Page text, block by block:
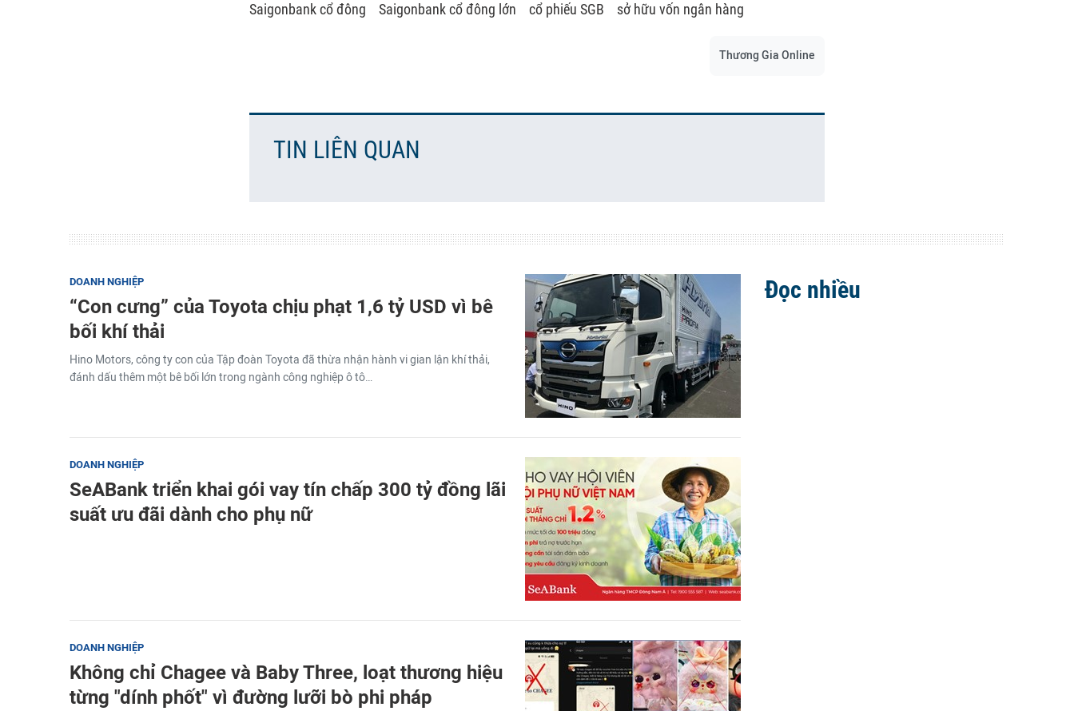
Saigonbank cổ đông
Saigonbank cổ đông lớn cổ phiếu SGB sở hữu vốn ngân hàng
Thương Gia Online
TIN LIÊN QUAN
DOANH NGHIỆP
“Con cưng” của Toyota chịu phạt 1,6 tỷ USD vì bê
bối khí thải
Hino Motors, công ty con của Tập đoàn Toyota đã thừa nhận hành vi gian lận khí thải,
đánh dấu thêm một bê bối lớn trong ngành công nghiệp ô tô…
DOANH NGHIỆP
SeABank triển khai gói vay tín chấp 300 tỷ đồng lãi
suất ưu đãi dành cho phụ nữ
DOANH NGHIỆP
Không chỉ Chagee và Baby Three, loạt thương hiệu
từng "dính phốt" vì đường lưỡi bò phi pháp
Đọc nhiều